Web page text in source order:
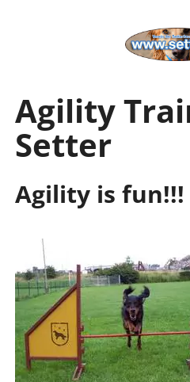
Agility
Setter
Agility is fun!!!